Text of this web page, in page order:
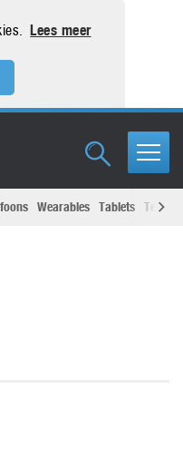
Lees meer
Wearables Tablets